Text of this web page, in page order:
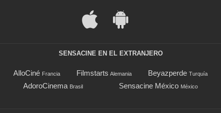
SENSACINE EN EL EXTRANJERO
AlloCiné Francia Filmstarts Alemania Beyazperde Turquía
AdoroCinema Brasil Sensacine México México